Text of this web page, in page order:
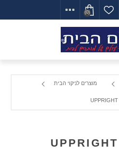
(0)
מוצרים לניקוי הבית